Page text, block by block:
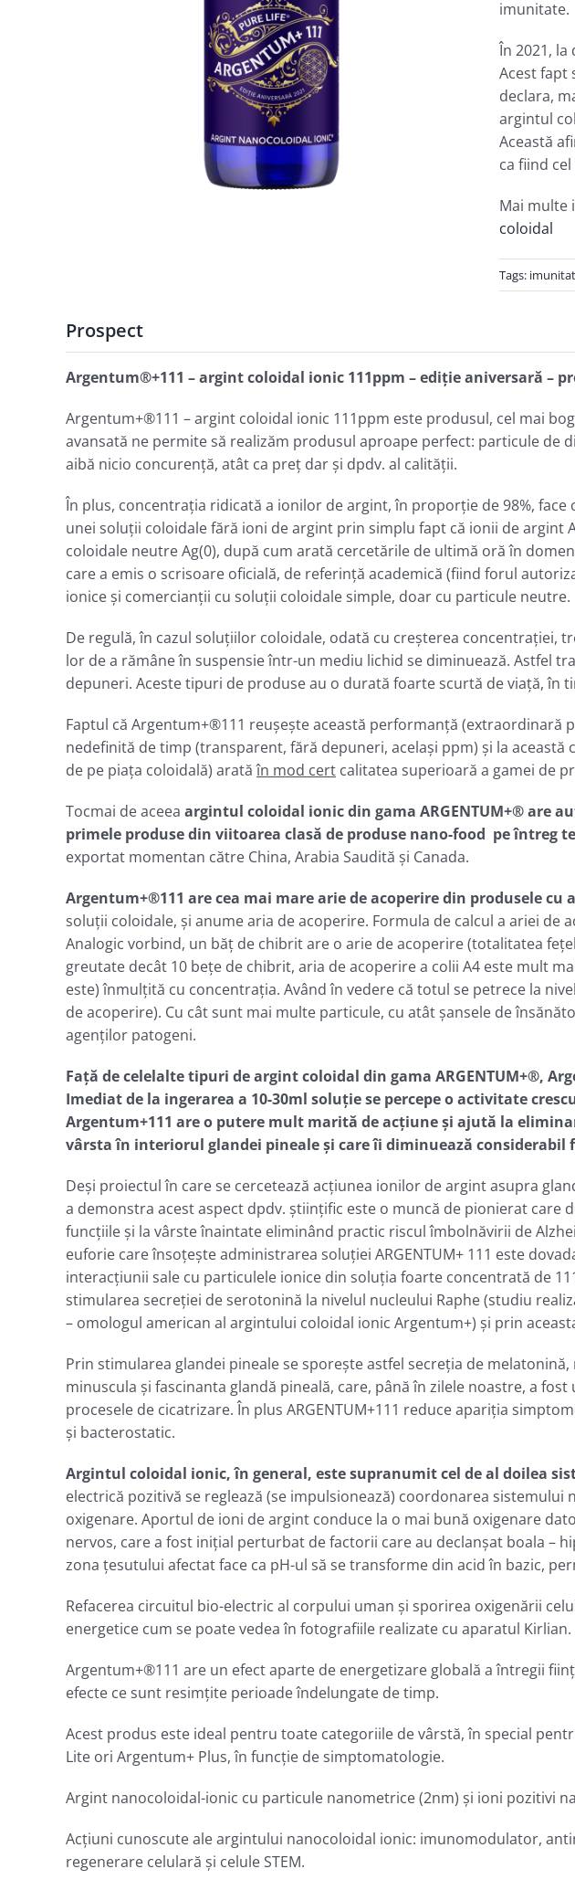
imunitate.
În 2021,
Acest fapt
declara,
argintul
Această
ca fiind
Mai multe
coloidal
Tags:
Prospect
Argentum®+111 – argint coloidal ionic 111ppm – ediţie aniversară –
Argentum+®111 – argint coloidal ionic 111ppm este produsul, cel mai
avansată ne permite să realizăm produsul aproape perfect: particule de
aibă nicio concurenţă, atât ca preţ dar şi dpdv. al calităţii.
În plus, concentraţia ridicată a ionilor de argint, în proporţie de 98%,
unei soluţii coloidale fără ioni de argint prin simplu fapt că ionii de
coloidale neutre Ag(0), după cum arată cercetările de ultimă oră în
care a emis o scrisoare oficială, de referinţă academică (fiind forul
ionice şi comercianţii cu soluţii coloidale simple, doar cu particule neutre.
De regulă, în cazul soluţiilor coloidale, odată cu creşterea
lor de a rămâne în suspensie într-un mediu lichid se diminuează. Astfel
depuneri. Aceste tipuri de produse au o durată foarte scurtă de viaţă, în
Faptul că Argentum+®111 reușește această performanţă
nedefinită de timp (transparent, fără depuneri, acelaşi ppm) şi la
de pe piaţa coloidală) aratăîn mod certcalitatea superioară a gamei de
Tocmai de aceea argintul coloidal ionic din gama ARGENTUM+® are
primele produse din viitoarea clasă de produse nano-food pe întreg
exportat momentan către China, Arabia Saudită şi Canada.
Argentum+®111 are cea mai mare arie de acoperire din produsele
soluţii coloidale, şi anume aria de acoperire. Formula de calcul a ariei
Analogic vorbind, un băţ de chibrit are o arie de acoperire (totalitatea
greutate decât 10 beţe de chibrit, aria de acoperire a colii A4 este mult
este) înmulţită cu concentraţia. Având în vedere că totul se petrece la
de acoperire). Cu cât sunt mai multe particule, cu atât şansele de
agenţilor patogeni.
Faţă de celelalte tipuri de argint coloidal din gama ARGENTUM+®,
Imediat de la ingerarea a 10-30ml soluţie se percepe o activitate
Argentum+111 are o putere mult marită de acţiune şi ajută la
vârsta în interiorul glandei pineale şi care îi diminuează considerabil
Deşi proiectul în care se cercetează acţiunea ionilor de argint asupra
a demonstra acest aspect dpdv. ştiinţific este o muncă de pionierat care
funcţiile şi la vârste înaintate eliminând practic riscul îmbolnăvirii de
euforie care însoţeşte administrarea soluţiei ARGENTUM+ 111 este
interacţiunii sale cu particulele ionice din soluţia foarte concentrată de
stimularea secreţiei de serotonină la nivelul nucleului Raphe (studiu
– omologul american al argintului coloidal ionic Argentum+) şi prin
Prin stimularea glandei pineale se sporeşte astfel secreţia de
minuscula şi fascinanta glandă pineală, care, până în zilele noastre, a
procesele de cicatrizare. În plus ARGENTUM+111 reduce apariţia
şi bacterostatic.
Argintul coloidal ionic, în general, este supranumit cel de al doilea
electrică pozitivă se reglează (se impulsionează) coordonarea
oxigenare. Aportul de ioni de argint conduce la o mai bună oxigenare
nervos, care a fost iniţial perturbat de factorii care au declanşat boala –
zona ţesutului afectat face ca pH-ul să se transforme din acid în bazic,
Refacerea circuitul bio-electric al corpului uman şi sporirea oxigenării
energetice cum se poate vedea în fotografiile realizate cu aparatul Kirlian.
Argentum+®111 are un efect aparte de energetizare globală a întregii
efecte ce sunt resimţite perioade îndelungate de timp.
Acest produs este ideal pentru toate categoriile de vârstă, în special
Lite ori Argentum+ Plus, în funcţie de simptomatologie.
Argint nanocoloidal-ionic cu particule nanometrice (2nm) şi ioni pozitivi
Acţiuni cunoscute ale argintului nanocoloidal ionic: imunomodulator,
regenerare celulară şi celule STEM.